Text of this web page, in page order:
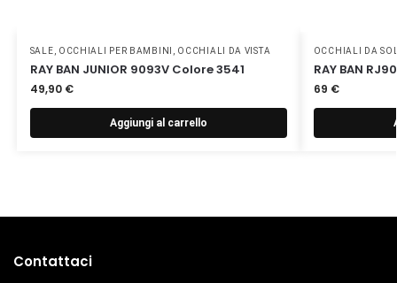
SALE OCCHIALI PER BAMBINI OCCHIALI DA VISTA
RAY BAN JUNIOR 9093V Colore 3541
49,90 €
Aggiungi al carrello
OCCHIALI DA
RAY BAN
69 €
Contattaci